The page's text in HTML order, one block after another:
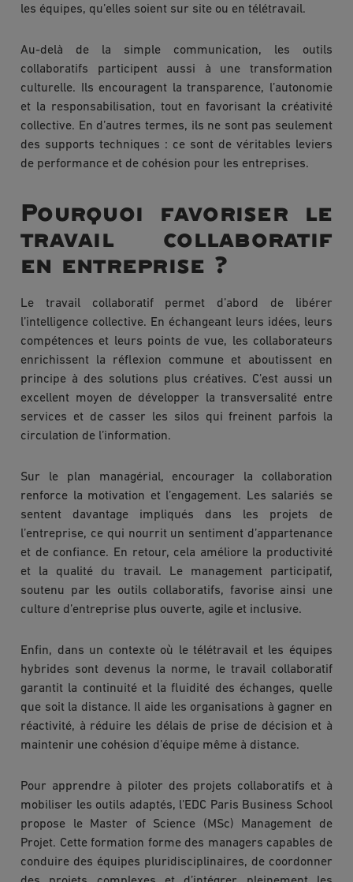
les équipes, qu’elles soient sur site ou en télétravail.
Au-delà de la simple communication, les outils
collaboratifs participent aussi à une transformation
culturelle. Ils encouragent la transparence, l’autonomie
et la responsabilisation, tout en favorisant la créativité
collective. En d’autres termes, ils ne sont pas seulement
des supports techniques : ce sont de véritables leviers
de performance et de cohésion pour les entreprises.
Pourquoi favoriser le
travail collaboratif
en entreprise ?
Le travail collaboratif permet d’abord de libérer
l’intelligence collective. En échangeant leurs idées, leurs
compétences et leurs points de vue, les collaborateurs
enrichissent la réflexion commune et aboutissent en
principe à des solutions plus créatives. C’est aussi un
excellent moyen de développer la transversalité entre
services et de casser les silos qui freinent parfois la
circulation de l’information.
Sur le plan managérial, encourager la collaboration
renforce la motivation et l’engagement. Les salariés se
sentent davantage impliqués dans les projets de
l’entreprise, ce qui nourrit un sentiment d’appartenance
et de confiance. En retour, cela améliore la productivité
et la qualité du travail. Le management participatif,
soutenu par les outils collaboratifs, favorise ainsi une
culture d’entreprise plus ouverte, agile et inclusive.
Enfin, dans un contexte où le télétravail et les équipes
hybrides sont devenus la norme, le travail collaboratif
garantit la continuité et la fluidité des échanges, quelle
que soit la distance. Il aide les organisations à gagner en
réactivité, à réduire les délais de prise de décision et à
maintenir une cohésion d’équipe même à distance.
Pour apprendre à piloter des projets collaboratifs et à
mobiliser les outils adaptés, l’EDC Paris Business School
propose le Master of Science (MSc) Management de
Projet. Cette formation forme des managers capables de
conduire des équipes pluridisciplinaires, de coordonner